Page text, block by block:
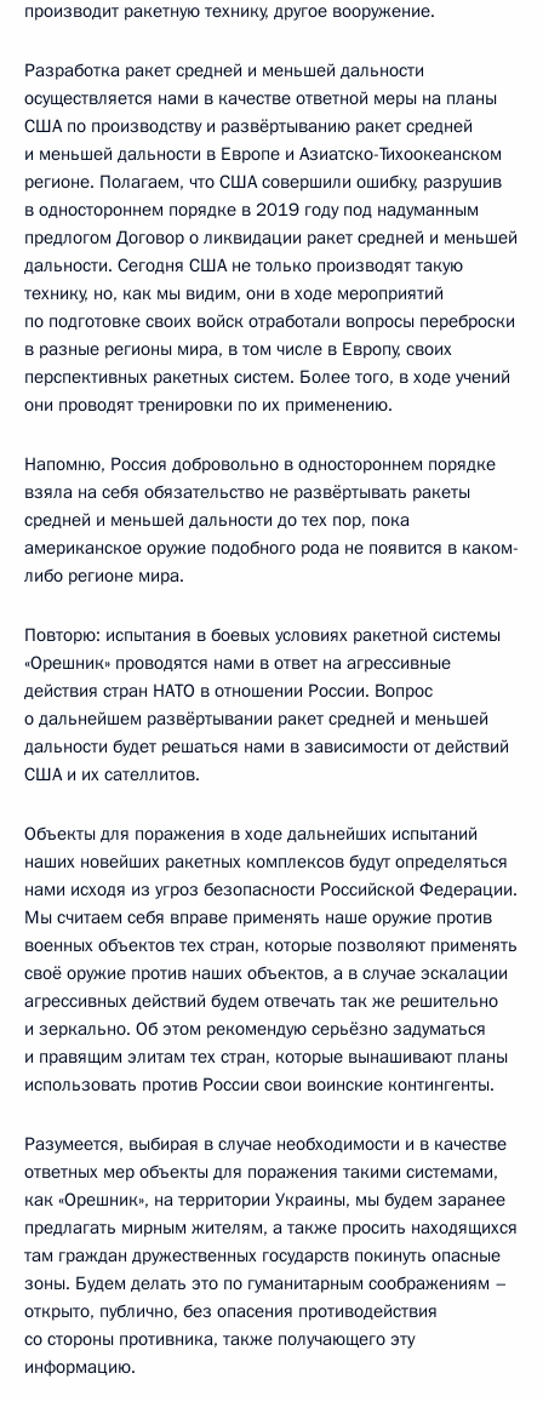
производит ракетную технику, другое вооружение.
Разработка ракет средней и меньшей дальности
осуществляется нами в качестве ответной меры на планы
США по производству и развёртыванию ракет средней
и меньшей дальности в Европе и Азиатско-Тихоокеанском
регионе. Полагаем, что США совершили ошибку, разрушив
в одностороннем порядке в 2019 году под надуманным
предлогом Договор о ликвидации ракет средней и меньшей
дальности. Сегодня США не только производят такую
технику, но, как мы видим, они в ходе мероприятий
по подготовке своих войск отработали вопросы переброски
в разные регионы мира, в том числе в Европу, своих
перспективных ракетных систем. Более того, в ходе учений
они проводят тренировки по их применению.
Напомню, Россия добровольно в одностороннем порядке
взяла на себя обязательство не развёртывать ракеты
средней и меньшей дальности до тех пор, пока
американское оружие подобного рода не появится в каком-
либо регионе мира.
Повторю: испытания в боевых условиях ракетной системы
«Орешник» проводятся нами в ответ на агрессивные
действия стран НАТО в отношении России. Вопрос
о дальнейшем развёртывании ракет средней и меньшей
дальности будет решаться нами в зависимости от действий
США и их сателлитов.
Объекты для поражения в ходе дальнейших испытаний
наших новейших ракетных комплексов будут определяться
нами исходя из угроз безопасности Российской Федерации.
Мы считаем себя вправе применять наше оружие против
военных объектов тех стран, которые позволяют применять
своё оружие против наших объектов, а в случае эскалации
агрессивных действий будем отвечать так же решительно
и зеркально. Об этом рекомендую серьёзно задуматься
и правящим элитам тех стран, которые вынашивают планы
использовать против России свои воинские контингенты.
Разумеется, выбирая в случае необходимости и в качестве
ответных мер объекты для поражения такими системами,
как «Орешник», на территории Украины, мы будем заранее
предлагать мирным жителям, а также просить находящихся
там граждан дружественных государств покинуть опасные
зоны. Будем делать это по гуманитарным соображениям –
открыто, публично, без опасения противодействия
со стороны противника, также получающего эту
информацию.